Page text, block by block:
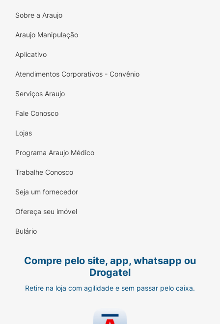
saudável e bem hidratada durante todo o dia.
Transforme seu ritual de cuidados com este
fotoprotector mágico!
Sobre a Araujo
Araujo Manipulação
Aplicativo
Atendimentos Corporativos - Convênio
Serviços Araujo
Fale Conosco
Lojas
Programa Araujo Médico
Trabalhe Conosco
Seja um fornecedor
Ofereça seu imóvel
Bulário
Compre pelo site, app, whatsapp ou
Drogatel
Retire na loja com agilidade e sem passar pelo caixa.